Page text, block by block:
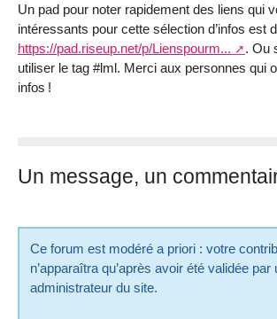
Un pad pour noter rapidement des liens qui
intéressants pour cette sélection d’infos est
https://pad.riseup.net/p/Lienspourm...
. Ou
utiliser le tag #lml. Merci aux personnes qui
infos !
Un message, un
Ce forum est modéré a priori : votre
n’apparaîtra qu’après avoir été validée par
administrateur du site.